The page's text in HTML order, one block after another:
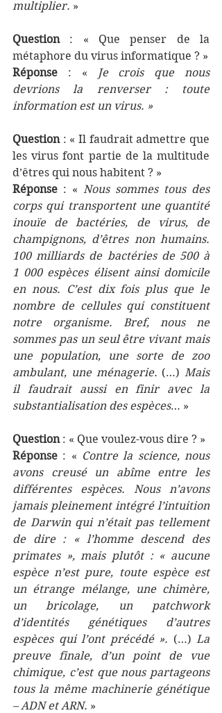
multiplier. »
Question : « Que penser de la
métaphore du virus informatique ? »
Réponse : «
Je crois que nous
devrions la renverser : toute
information est un virus. »
Question : « Il faudrait admettre que
les virus font partie de la multitude
d’êtres qui nous habitent ? »
Réponse : « Nous sommes tous des
corps qui transportent une quantité
inouïe de bactéries, de virus, de
champignons, d’êtres non humains.
100 milliards de bactéries de 500 à
1 000 espèces élisent ainsi domicile
en nous. C’est dix fois plus que le
nombre de cellules qui constituent
notre organisme. Bref, nous ne
sommes pas un seul être vivant mais
une population, une sorte de zoo
ambulant, une ménagerie. (…) Mais
il faudrait aussi en finir avec la
substantialisation des espèces… »
Question : « Que voulez-vous dire ? »
Réponse : « Contre la science, nous
avons creusé un abîme entre les
différentes espèces. Nous n’avons
jamais pleinement intégré l’intuition
de Darwin qui n’était pas tellement
de dire : « l’homme descend des
primates », mais plutôt : « aucune
espèce n’est pure, toute espèce est
un étrange mélange, une chimère,
un bricolage, un patchwork
d’identités génétiques d’autres
espèces qui l’ont précédé ». (…) La
preuve finale, d’un point de vue
chimique, c’est que nous partageons
tous la même machinerie génétique
– ADN et ARN. »